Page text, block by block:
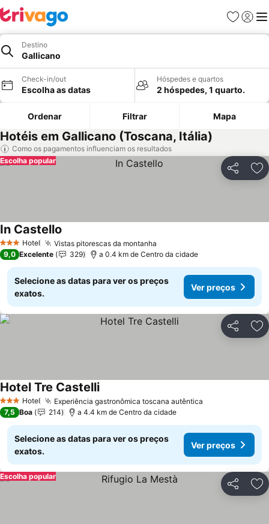
Favoritos
Iniciar
Destino
Gallicano
Check-in/out
Escolha as datas
Hóspedes e quartos
2 hóspedes, 1 quarto.
Ordenar Filtrar Mapa
Hotéis em Gallicano (Toscana, Itália)
Como os pagamentos influenciam os resultados
Partilhar
Escolha popular
3 EstrelasHotel Vistas pitorescas da montanha
In Castello
9,0 Excelente 329 a 0.4 km de Centro da cidade
Selecione as datas para ver os preços
exatos.
Ver preços
Partilhar
3 EstrelasHotel Experiência gastronômica toscana autêntica
Hotel Tre Castelli
7,5 Boa 214 a 4.4 km de Centro da cidade
Selecione as datas para ver os preços
exatos.
Ver preços
Partilhar
Escolha popular